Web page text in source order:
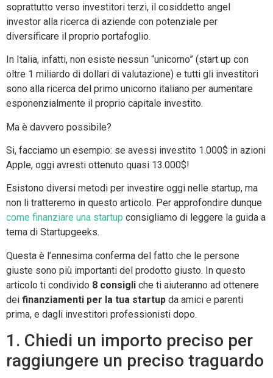
soprattutto verso investitori terzi, il cosiddetto angel
investor alla ricerca di aziende con potenziale per
diversificare il proprio portafoglio.
In Italia, infatti, non esiste nessun “unicorno” (start up con
oltre 1 miliardo di dollari di valutazione) e tutti gli investitori
sono alla ricerca del primo unicorno italiano per aumentare
esponenzialmente il proprio capitale investito.
Ma è davvero possibile?
Si, facciamo un esempio: se avessi investito 1.000$ in azioni
Apple, oggi avresti ottenuto quasi 13.000$!
Esistono diversi metodi per investire oggi nelle startup, ma
non li tratteremo in questo articolo. Per approfondire dunque
come finanziare una startup consigliamo di leggere la guida a
tema di Startupgeeks.
Questa è l’ennesima conferma del fatto che le persone
giuste sono più importanti del prodotto giusto. In questo
articolo ti condivido 8 consigli che ti aiuteranno ad ottenere
dei finanziamenti per la tua startup da amici e parenti
prima, e dagli investitori professionisti dopo.
1. Chiedi un importo preciso per
raggiungere un preciso traguardo